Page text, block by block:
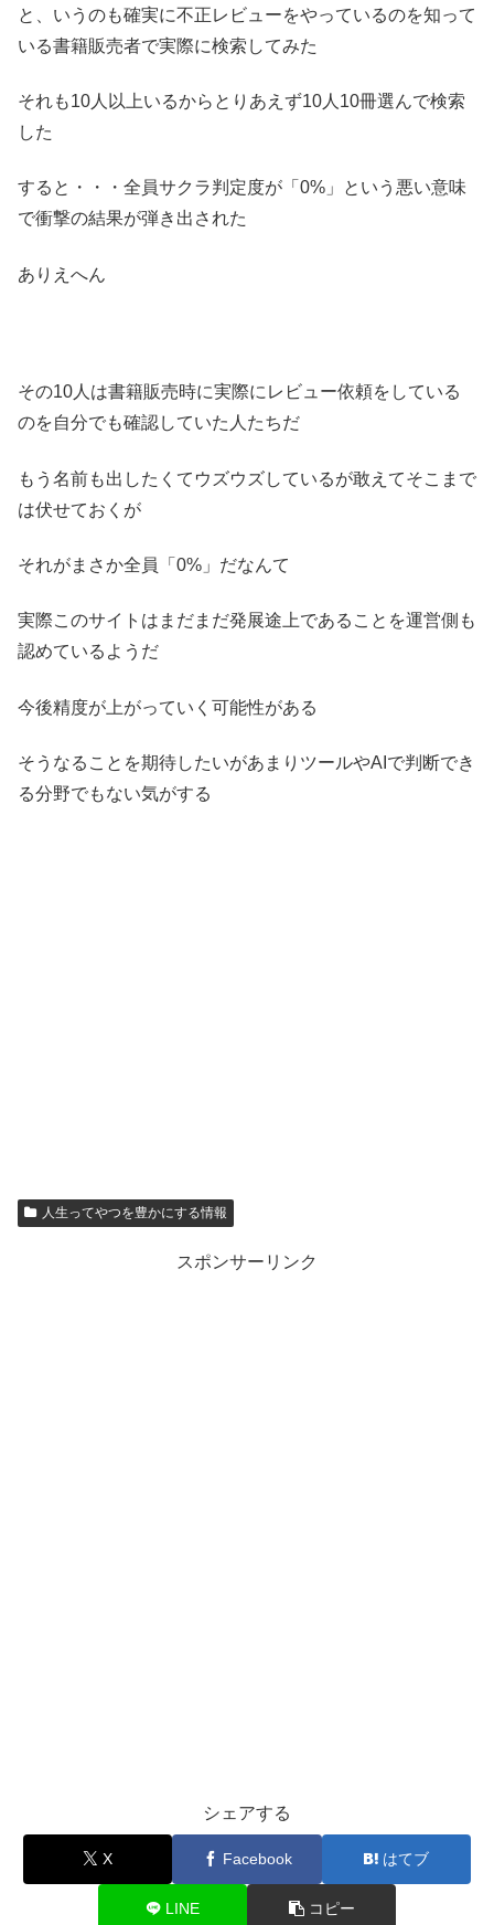
と、いうのも確実に不正レビューをやっているのを知って
いる書籍販売者で実際に検索してみた
それも10人以上いるからとりあえず10人10冊選んで検索
した
すると・・・全員サクラ判定度が「0%」という悪い意味
で衝撃の結果が弾き出された
ありえへん
その10人は書籍販売時に実際にレビュー依頼をしている
のを自分でも確認していた人たちだ
もう名前も出したくてウズウズしているが敢えてそこまで
は伏せておくが
それがまさか全員「0%」だなんて
実際このサイトはまだまだ発展途上であることを運営側も
認めているようだ
今後精度が上がっていく可能性がある
そうなることを期待したいがあまりツールやAIで判断でき
る分野でもない気がする
人生ってやつを豊かにする情報
スポンサーリンク
シェアする
X Facebook はてブ
LINE コピー